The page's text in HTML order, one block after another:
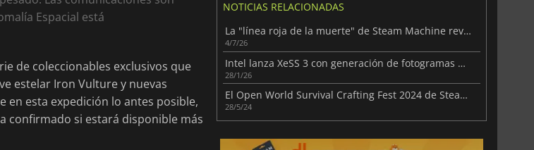
Espacial está
de coleccionables exclusivos que
estelar Iron Vulture y nuevas
en esta expedición lo antes posible,
confirmado si estará disponible más
NOTICIAS RELACIONADAS
La "línea roja de la muerte" de Steam Machine revive el trauma de Xbox 360
4/7/26
Intel lanza XeSS 3 con generación de fotogramas múltiples en Arc
28/1/26
El Open World Survival Crafting Fest 2024 de Steam ya está en línea
28/5/24